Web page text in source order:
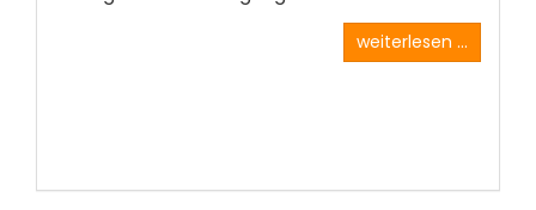
weiterlesen ...